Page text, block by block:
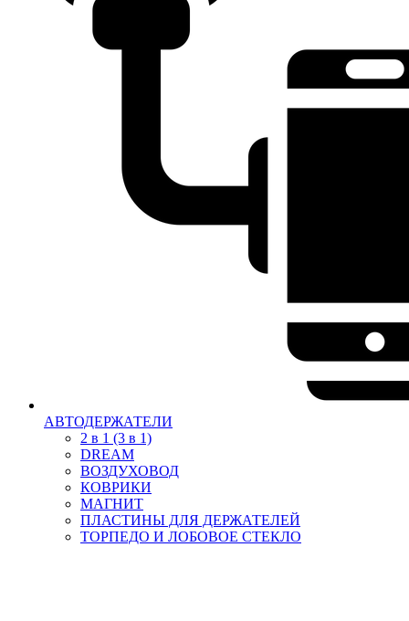
АВТОДЕРЖАТЕЛИ
2 в 1 (3 в 1)
DREAM
ВОЗДУХОВОД
КОВРИКИ
МАГНИТ
ПЛАСТИНЫ ДЛЯ ДЕРЖАТЕЛЕЙ
ТОРПЕДО И ЛОБОВОЕ СТЕКЛО